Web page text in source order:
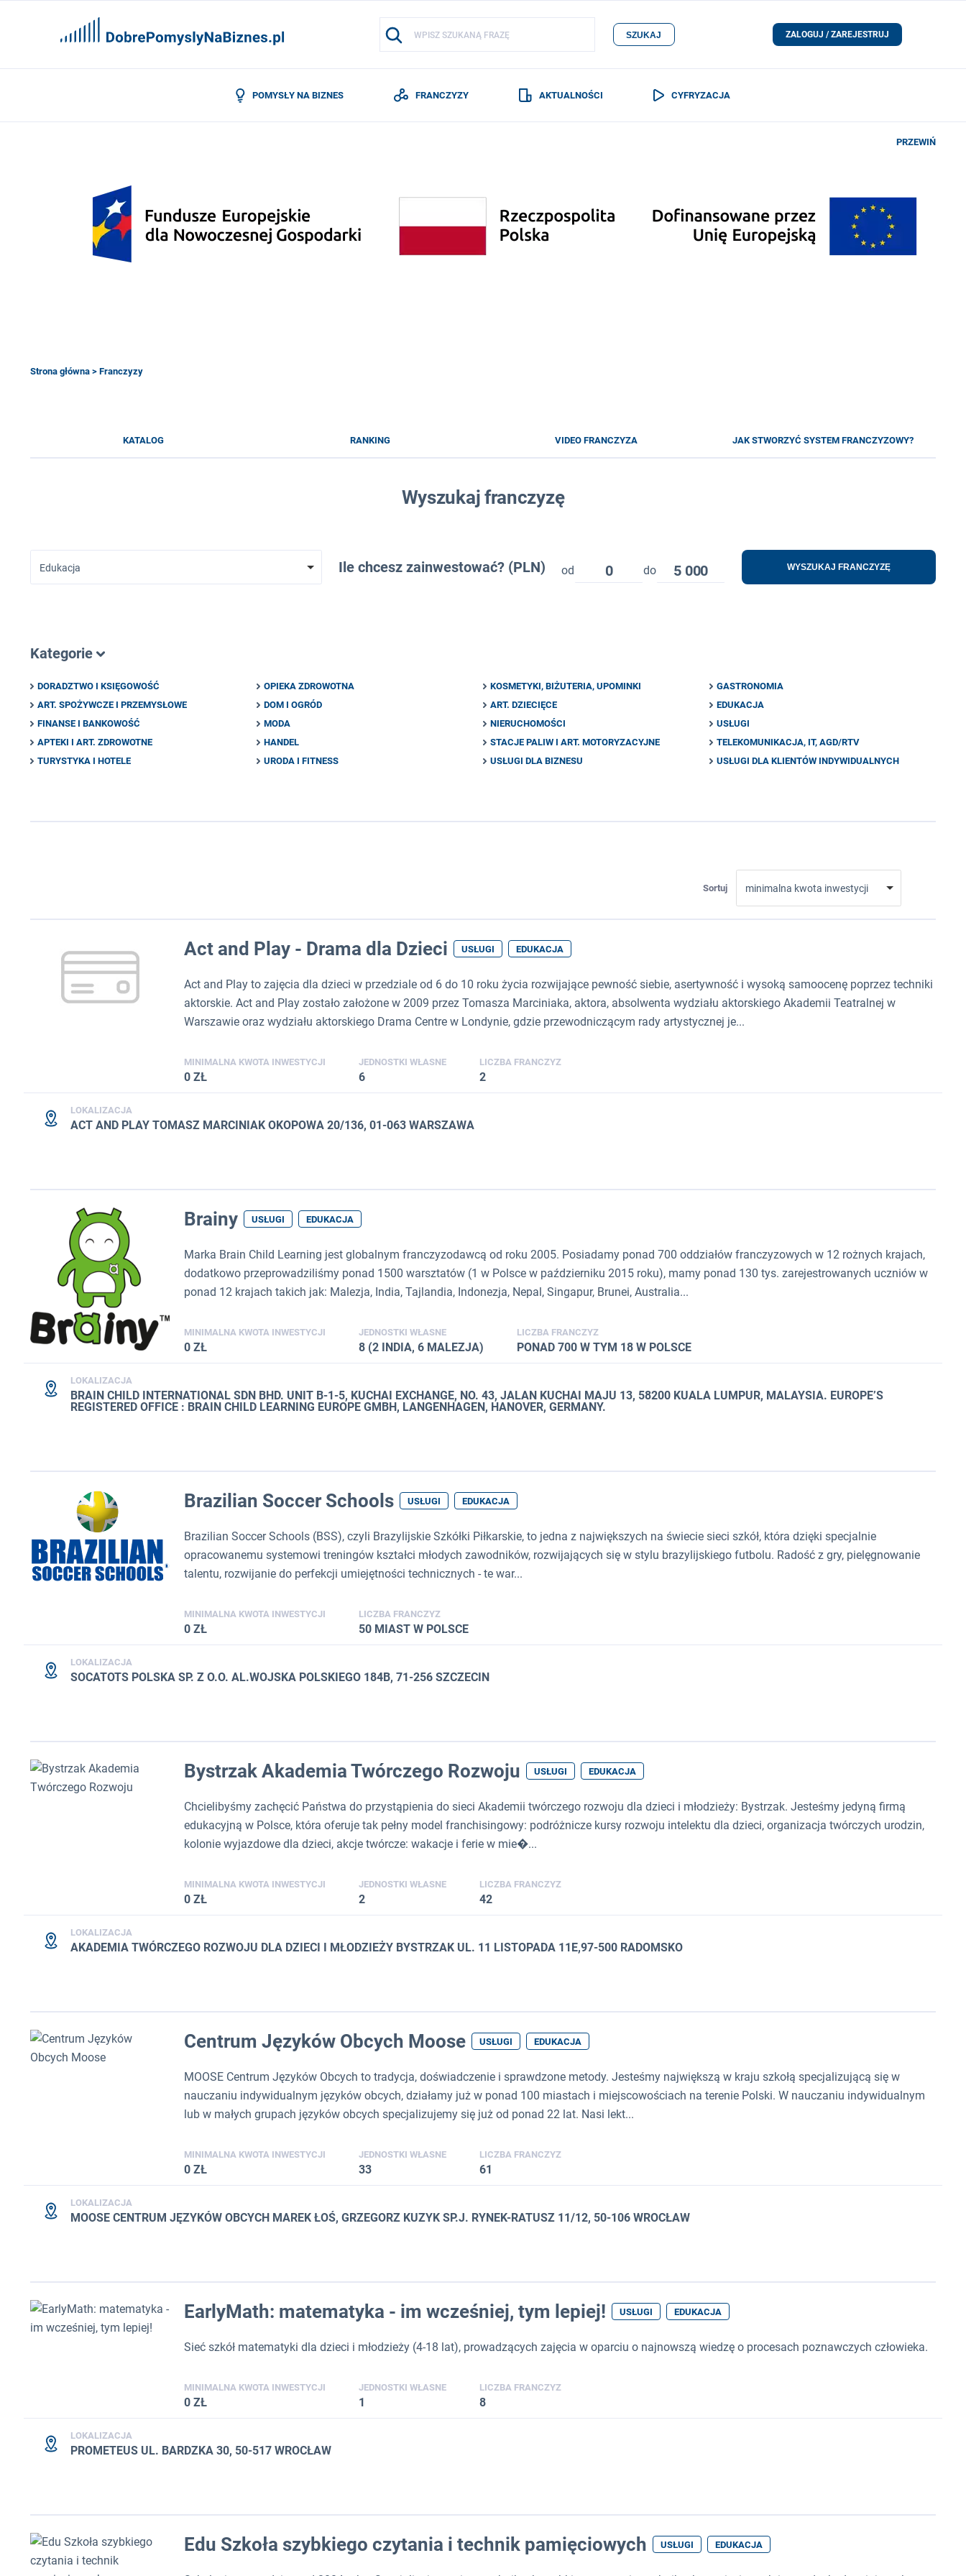
SZUKAJ ZALOGUJ / ZAREJESTRUJ
POMYSŁY NA BIZNES FRANCZYZY AKTUALNOŚCI CYFRYZACJA
PRZEWIŃ
Strona główna > Franczyzy
KATALOG RANKING VIDEO FRANCZYZA JAK STWORZYĆ SYSTEM FRANCZYZOWY?
Wyszukaj franczyzę
Edukacja Ile chcesz zainwestować? (PLN) od 0 do 5 000 WYSZUKAJ FRANCZYZĘ
Kategorie
DORADZTWO I KSIĘGOWOŚĆ OPIEKA ZDROWOTNA KOSMETYKI, BIŻUTERIA, UPOMINKI
GASTRONOMIA
ART. SPOŻYWCZE I PRZEMYSŁOWE
DOM I OGRÓD ART. DZIECIĘCE
EDUKACJA
FINANSE I BANKOWOŚĆ
MODA NIERUCHOMOŚCI
USŁUGI
APTEKI I ART. ZDROWOTNE
HANDEL STACJE PALIW I ART. MOTORYZACYJNE
TELEKOMUNIKACJA, IT, AGD/RTV
TURYSTYKA I HOTELE
URODA I FITNESS USŁUGI DLA BIZNESU USŁUGI DLA KLIENTÓW INDYWIDUALNYCH
Sortuj minimalna kwota inwestycji
Act and Play - Drama dla Dzieci USŁUGI EDUKACJA
Act and Play to zajęcia dla dzieci w przedziale od 6 do 10 roku życia rozwijające pewność siebie, asertywność i wysoką samoocenę poprzez techniki
aktorskie. Act and Play zostało założone w 2009 przez Tomasza Marciniaka, aktora, absolwenta wydziału aktorskiego Akademii Teatralnej w
Warszawie oraz wydziału aktorskiego Drama Centre w Londynie, gdzie przewodniczącym rady artystycznej je...
MINIMALNA KWOTA INWESTYCJI
0 ZŁ
JEDNOSTKI WŁASNE
6
LICZBA FRANCZYZ
2
LOKALIZACJA
ACT AND PLAY TOMASZ MARCINIAK OKOPOWA 20/136, 01-063 WARSZAWA
Brainy USŁUGI EDUKACJA
Marka Brain Child Learning jest globalnym franczyzodawcą od roku 2005. Posiadamy ponad 700 oddziałów franczyzowych w 12 rożnych krajach,
dodatkowo przeprowadziliśmy ponad 1500 warsztatów (1 w Polsce w październiku 2015 roku), mamy ponad 130 tys. zarejestrowanych uczniów w
ponad 12 krajach takich jak: Malezja, India, Tajlandia, Indonezja, Nepal, Singapur, Brunei, Australia...
MINIMALNA KWOTA INWESTYCJI
0 ZŁ
JEDNOSTKI WŁASNE
8 (2 INDIA, 6 MALEZJA)
LICZBA FRANCZYZ
PONAD 700 W TYM 18 W POLSCE
LOKALIZACJA
BRAIN CHILD INTERNATIONAL SDN BHD. UNIT B-1-5, KUCHAI EXCHANGE, NO. 43, JALAN KUCHAI MAJU 13, 58200 KUALA LUMPUR, MALAYSIA. EUROPE’S
REGISTERED OFFICE : BRAIN CHILD LEARNING EUROPE GMBH, LANGENHAGEN, HANOVER, GERMANY.
Brazilian Soccer Schools USŁUGI EDUKACJA
Brazilian Soccer Schools (BSS), czyli Brazylijskie Szkółki Piłkarskie, to jedna z największych na świecie sieci szkół, która dzięki specjalnie
opracowanemu systemowi treningów kształci młodych zawodników, rozwijających się w stylu brazylijskiego futbolu. Radość z gry, pielęgnowanie
talentu, rozwijanie do perfekcji umiejętności technicznych - te war...
MINIMALNA KWOTA INWESTYCJI
0 ZŁ
LICZBA FRANCZYZ
50 MIAST W POLSCE
LOKALIZACJA
SOCATOTS POLSKA SP. Z O.O. AL.WOJSKA POLSKIEGO 184B, 71-256 SZCZECIN
Bystrzak Akademia Twórczego Rozwoju USŁUGI EDUKACJA
Chcielibyśmy zachęcić Państwa do przystąpienia do sieci Akademii twórczego rozwoju dla dzieci i młodzieży: Bystrzak. Jesteśmy jedyną firmą
edukacyjną w Polsce, która oferuje tak pełny model franchisingowy: podróżnicze kursy rozwoju intelektu dla dzieci, organizacja twórczych urodzin,
kolonie wyjazdowe dla dzieci, akcje twórcze: wakacje i ferie w mie�...
MINIMALNA KWOTA INWESTYCJI
0 ZŁ
JEDNOSTKI WŁASNE
2
LICZBA FRANCZYZ
42
LOKALIZACJA
AKADEMIA TWÓRCZEGO ROZWOJU DLA DZIECI I MŁODZIEŻY BYSTRZAK UL. 11 LISTOPADA 11E,97-500 RADOMSKO
Centrum Języków Obcych Moose USŁUGI EDUKACJA
MOOSE Centrum Języków Obcych to tradycja, doświadczenie i sprawdzone metody. Jesteśmy największą w kraju szkołą specjalizującą się w
nauczaniu indywidualnym języków obcych, działamy już w ponad 100 miastach i miejscowościach na terenie Polski. W nauczaniu indywidualnym
lub w małych grupach języków obcych specjalizujemy się już od ponad 22 lat. Nasi lekt...
MINIMALNA KWOTA INWESTYCJI
0 ZŁ
JEDNOSTKI WŁASNE
33
LICZBA FRANCZYZ
61
LOKALIZACJA
MOOSE CENTRUM JĘZYKÓW OBCYCH MAREK ŁOŚ, GRZEGORZ KUZYK SP.J. RYNEK-RATUSZ 11/12, 50-106 WROCŁAW
EarlyMath: matematyka - im wcześniej, tym lepiej! USŁUGI EDUKACJA
Sieć szkół matematyki dla dzieci i młodzieży (4-18 lat), prowadzących zajęcia w oparciu o najnowszą wiedzę o procesach poznawczych człowieka.
MINIMALNA KWOTA INWESTYCJI
0 ZŁ
JEDNOSTKI WŁASNE
1
LICZBA FRANCZYZ
8
LOKALIZACJA
PROMETEUS UL. BARDZKA 30, 50-517 WROCŁAW
Edu Szkoła szybkiego czytania i technik pamięciowych USŁUGI EDUKACJA